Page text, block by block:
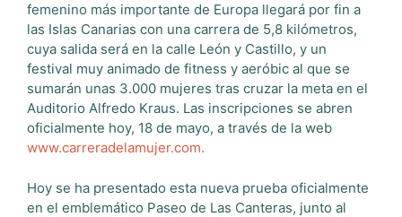
femenino más importante de Europa llegará por fin a
las Islas Canarias con una carrera de 5,8 kilómetros,
cuya salida será en la calle León y Castillo, y un
festival muy animado de fitness y aeróbic al que se
sumarán unas 3.000 mujeres tras cruzar la meta en el
Auditorio Alfredo Kraus. Las inscripciones se abren
oficialmente hoy, 18 de mayo, a través de la web
www.carreradelamujer.com.
Hoy se ha presentado esta nueva prueba oficialmente
en el emblemático Paseo de Las Canteras, junto al